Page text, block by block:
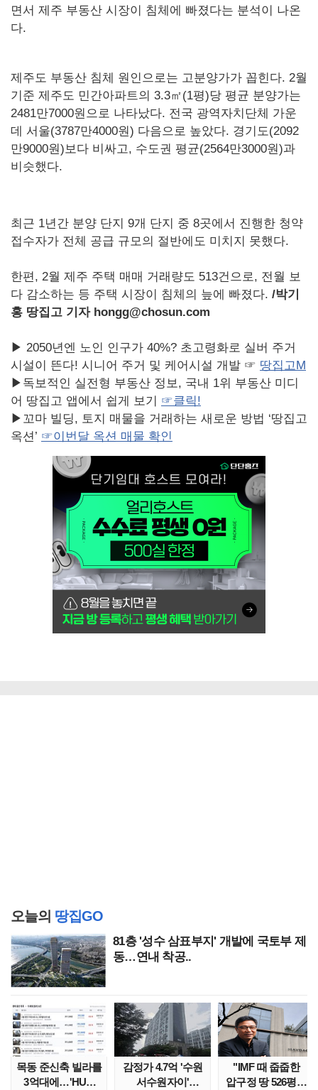
면서 제주 부동산 시장이 침체에 빠졌다는 분석이 나온
다.
제주도 부동산 침체 원인으로는 고분양가가 꼽힌다. 2월
기준 제주도 민간아파트의 3.3㎡(1평)당 평균 분양가는
2481만7000원으로 나타났다. 전국 광역자치단체 가운
데 서울(3787만4000원) 다음으로 높았다. 경기도(2092
만9000원)보다 비싸고, 수도권 평균(2564만3000원)과
비슷했다.
최근 1년간 분양 단지 9개 단지 중 8곳에서 진행한 청약
접수자가 전체 공급 규모의 절반에도 미치지 못했다.
한편, 2월 제주 주택 매매 거래량도 513건으로, 전월 보
다 감소하는 등 주택 시장이 침체의 늪에 빠졌다. /박기
홍 땅집고 기자 hongg@chosun.com
▶ 2050년엔 노인 인구가 40%? 초고령화로 실버 주거
시설이 뜬다! 시니어 주거 및 케어시설 개발 ☞ 땅집고M
▶독보적인 실전형 부동산 정보, 국내 1위 부동산 미디
어 땅집고 앱에서 쉽게 보기 ☞클릭!
▶꼬마 빌딩, 토지 매물을 거래하는 새로운 방법 ‘땅집고
옥션’ ☞이번달 옥션 매물 확인
오늘의 땅집GO
81층 '성수 삼표부지' 개발에 국토부 제
동…연내 착공..
목동 준신축 빌라를
3억대에…'HUG
감정가 4.7억 '수원
서수원자이'
"IMF 때 줍줍한
압구정 땅 526평의